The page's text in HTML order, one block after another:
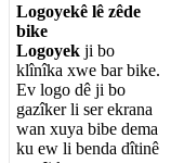
Logoyekê lê zêde
bike
Logoyek ji bo
klînîka xwe bar bike.
Ev logo dê ji bo
gazîker li ser ekrana
wan xuya bibe dema
ku ew li benda dîtinê